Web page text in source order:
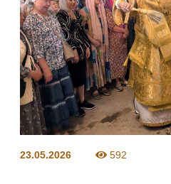
23.05.2026 592